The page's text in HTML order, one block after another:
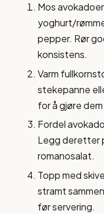
Mos
yoghurt/
pepper. Rør
konsistens.
Varm
stekepanne
for å gjøre
Fordel
Legg deretter
romanosalat.
Topp med
stramt
før servering.